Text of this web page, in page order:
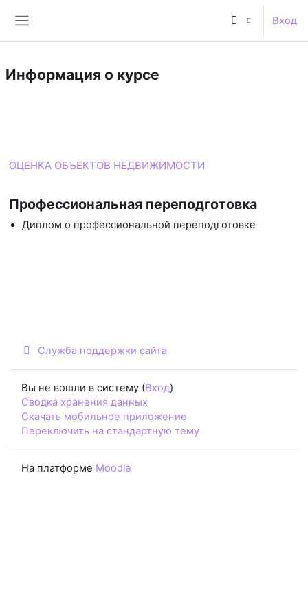
Вход
Информация о курсе
ОЦЕНКА ОБЪЕКТОВ НЕДВИЖИМОСТИ
Профессиональная переподготовка
Диплом о профессиональной переподготовке
Служба поддержки сайта
Вы не вошли в систему (Вход)
Сводка хранения данных
Скачать мобильное приложение
Переключить на стандартную тему
На платформе Moodle